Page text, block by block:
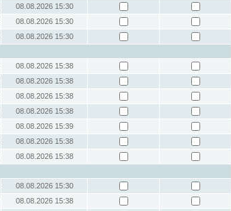
08.08.2026 15:30
08.08.2026 15:30
08.08.2026 15:30
08.08.2026 15:38
08.08.2026 15:38
08.08.2026 15:38
08.08.2026 15:38
08.08.2026 15:39
08.08.2026 15:38
08.08.2026 15:38
08.08.2026 15:30
08.08.2026 15:38